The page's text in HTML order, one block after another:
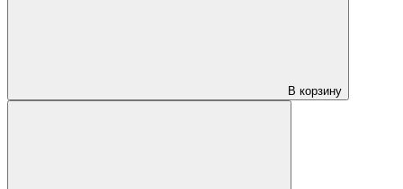
В корзину